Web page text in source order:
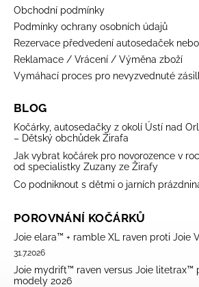
Obchodní podmínky
Podmínky ochrany osobních údajů
Rezervace předvedení autosedaček
Reklamace / Vrácení / Výměna zboží
Vymáhací proces pro nevyzvednuté
BLOG
Kočárky, autosedačky z okolí Ústí nad
– Dětský obchůdek Žirafa
Jak vybrat kočárek pro novorozence v
od specialistky Zuzany ze Žirafy
Co podniknout s dětmi o jarních
POROVNÁNÍ KOČÁRKŮ
Joie elara™ + ramble XL raven proti Joie
31.7.2026
Joie mydrift™ raven versus Joie litetrax™
modely 2026